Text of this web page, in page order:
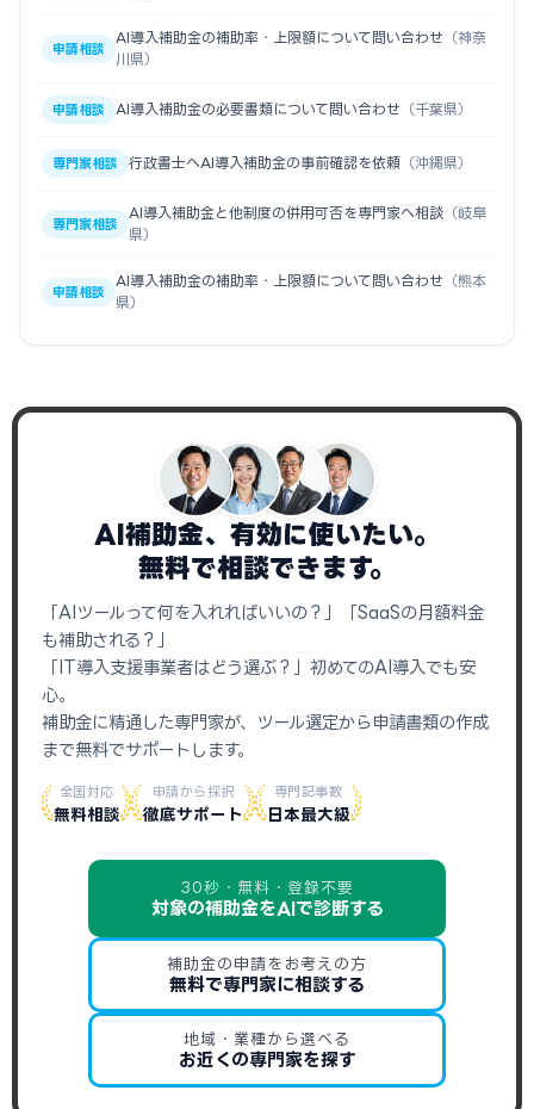
申請相談
AI導入補助金の補助率・上限額について問い合わせ （神奈
川県）
申請相談 AI導入補助金の必要書類について問い合わせ （千葉県）
専門家相談 行政書士へAI導入補助金の事前確認を依頼 （沖縄県）
専門家相談
AI導入補助金と他制度の併用可否を専門家へ相談 （岐阜
県）
申請相談
AI導入補助金の補助率・上限額について問い合わせ （熊本
県）
AI補助金、有効に使いたい。
無料で相談できます。
「AIツールって何を入れればいいの？」「SaaSの月額料金
も補助される？」
「IT導入支援事業者はどう選ぶ？」初めてのAI導入でも安
心。
補助金に精通した専門家が、ツール選定から申請書類の作成
まで無料でサポートします。
全国対応
無料相談
申請から採択
徹底サポート
専門記事数
日本最大級
30秒・無料・登録不要
対象の補助金をAIで診断する
補助金の申請をお考えの方
無料で専門家に相談する
地域・業種から選べる
お近くの専門家を探す